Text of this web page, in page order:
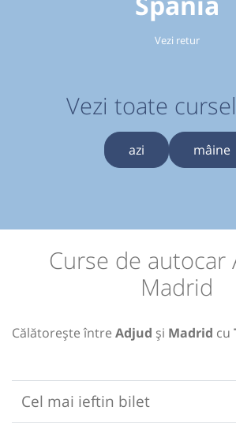
Vezi retur
Vezi toate
azi mâine
Curse de autocar
Madrid
Călătorește între Adjud și Madrid cu
Cel mai ieftin bilet